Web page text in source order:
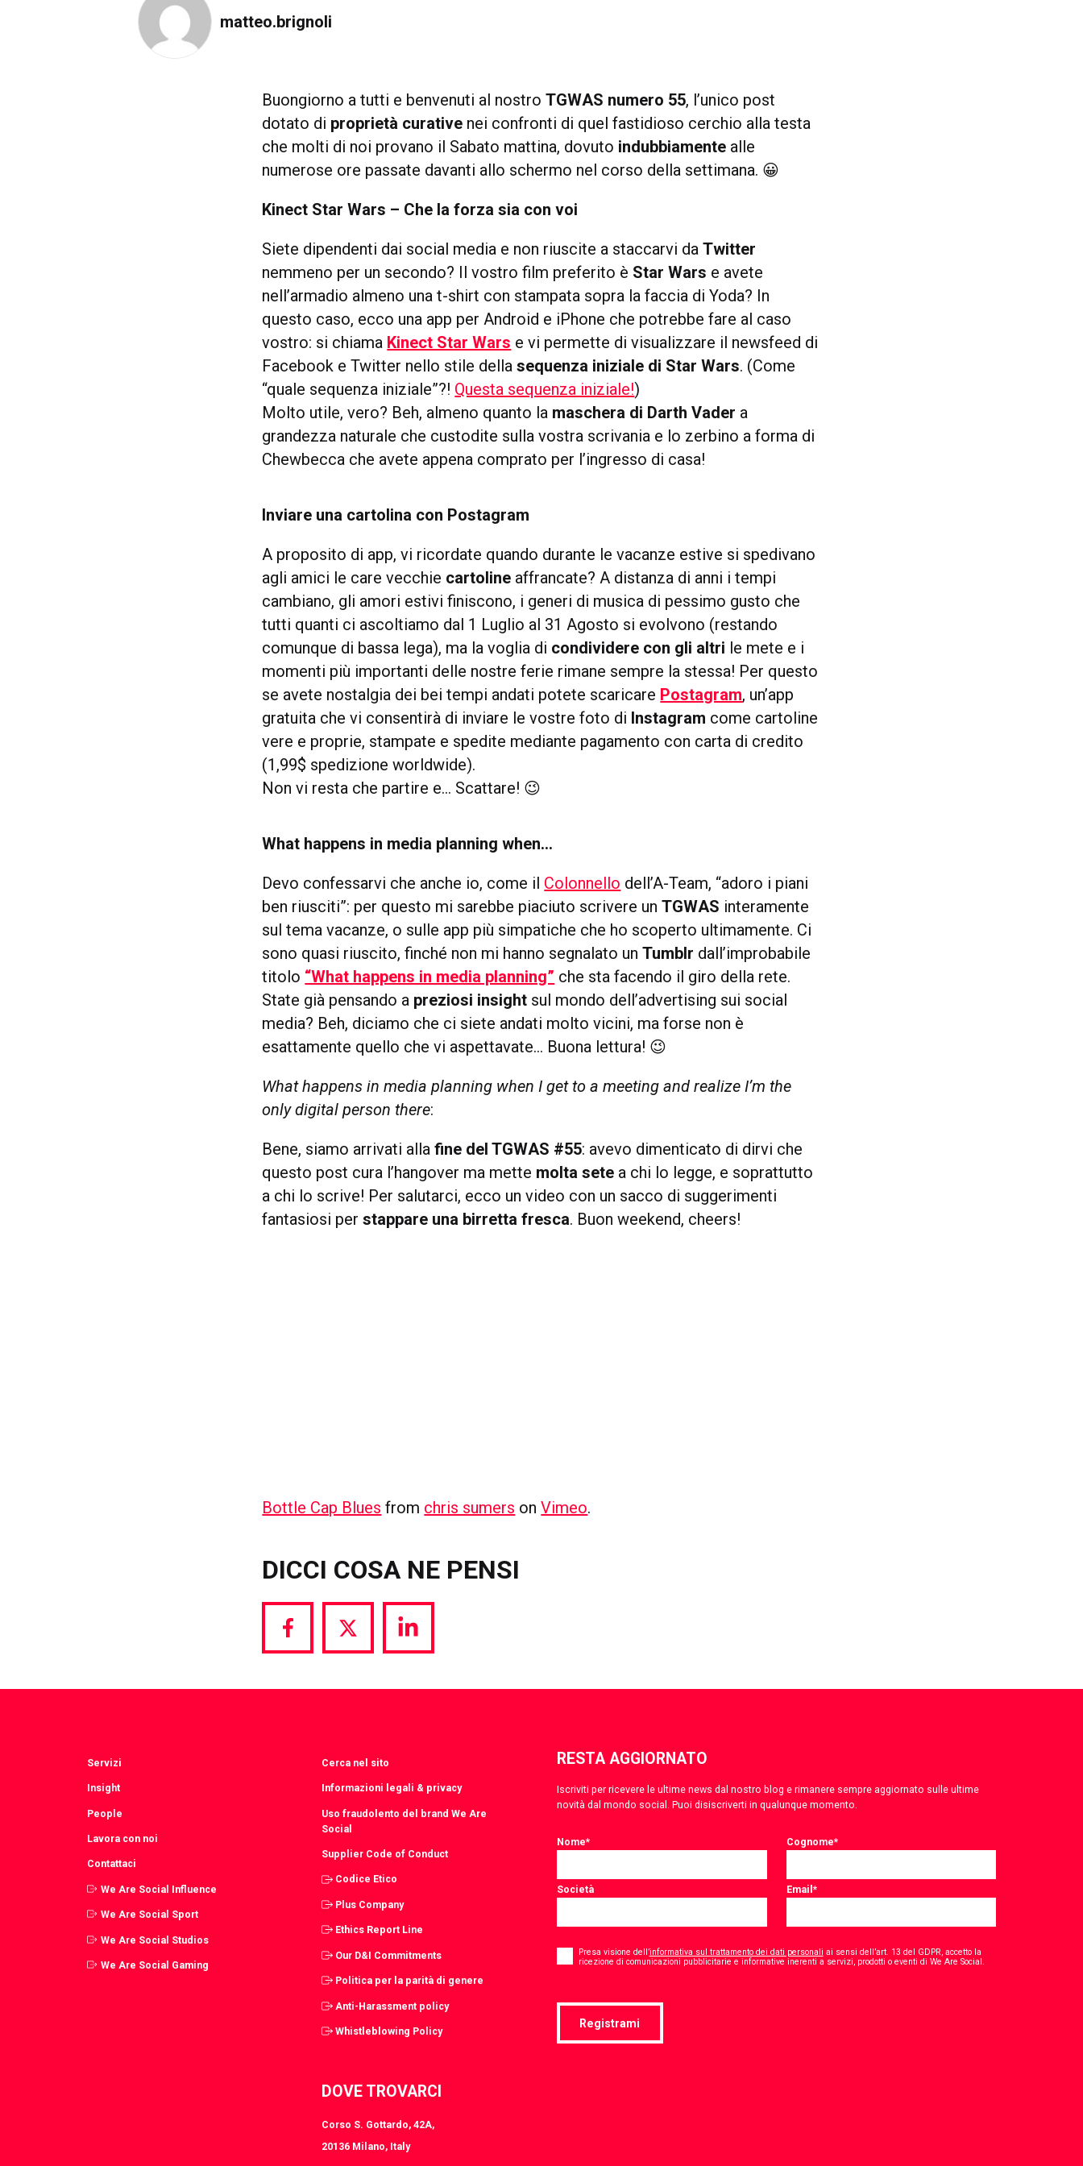
matteo.brignoli
Buongiorno a tutti e benvenuti al nostroTGWAS numero 55, l’unico post
dotato di proprietà curative nei confronti di quel fastidioso cerchio alla testa
che molti di noi provano il Sabato mattina, dovuto indubbiamente alle
numerose ore passate davanti allo schermo nel corso della settimana. 😀
Kinect Star Wars – Che la forza sia con voi
Siete dipendenti dai social media e non riuscite a staccarvi daTwitter
nemmeno per un secondo? Il vostro film preferito è Star Wars e avete
nell’armadio almeno una t-shirt con stampata sopra la faccia di Yoda? In
questo caso, ecco una app per Android e iPhone che potrebbe fare al caso
vostro: si chiama Kinect Star Wars e vi permette di visualizzare il newsfeed di
Facebook e Twitter nello stile dellasequenza iniziale di Star Wars. (Come
“quale sequenza iniziale”?! Questa sequenza iniziale!)
Molto utile, vero? Beh, almeno quanto la maschera di Darth Vader a
grandezza naturale che custodite sulla vostra scrivania e lo zerbino a forma di
Chewbecca che avete appena comprato per l’ingresso di casa!
Inviare una cartolina con Postagram
A proposito di app, vi ricordate quando durante le vacanze estive si spedivano
agli amici le care vecchie cartoline affrancate? A distanza di anni i tempi
cambiano, gli amori estivi finiscono, i generi di musica di pessimo gusto che
tutti quanti ci ascoltiamo dal 1 Luglio al 31 Agosto si evolvono (restando
comunque di bassa lega), ma la voglia di condividere con gli altri le mete e i
momenti più importanti delle nostre ferie rimane sempre la stessa! Per questo
se avete nostalgia dei bei tempi andati potete scaricare Postagram, un’app
gratuita che vi consentirà di inviare le vostre foto di Instagram come cartoline
vere e proprie, stampate e spedite mediante pagamento con carta di credito
(1,99$ spedizione worldwide).
Non vi resta che partire e… Scattare! 😉
What happens in media planning when…
Devo confessarvi che anche io, come il Colonnello dell’A-Team, “adoro i piani
ben riusciti”: per questo mi sarebbe piaciuto scrivere unTGWAS interamente
sul tema vacanze, o sulle app più simpatiche che ho scoperto ultimamente. Ci
sono quasi riuscito, finché non mi hanno segnalato unTumblr dall’improbabile
titolo “What happens in media planning” che sta facendo il giro della rete.
State già pensando a preziosi insight sul mondo dell’advertising sui social
media? Beh, diciamo che ci siete andati molto vicini, ma forse non è
esattamente quello che vi aspettavate… Buona lettura! 😉
What happens in media planning when I get to a meeting and realize I’m the
only digital person there:
Bene, siamo arrivati allafine del TGWAS #55: avevo dimenticato di dirvi che
questo post cura l’hangover ma mette molta sete a chi lo legge, e soprattutto
a chi lo scrive! Per salutarci, ecco un video con un sacco di suggerimenti
fantasiosi per stappare una birretta fresca. Buon weekend, cheers!
Bottle Cap Blues from chris sumers onVimeo.
DICCI COSA NE PENSI
Share
Facebook
Share
Twitter
Share
LinkedIn
Servizi
Insight
People
Lavora con noi
Contattaci
We Are Social Influence
We Are Social Sport
We Are Social Studios
We Are Social Gaming
Cerca nel sito
Informazioni legali & privacy
Uso fraudolento del brand We Are
Social
Supplier Code of Conduct
Codice Etico
Plus Company
Ethics Report Line
Our D&I Commitments
Politica per la parità di genere
Anti-Harassment policy
Whistleblowing Policy
DOVE TROVARCI
Corso S. Gottardo, 42A,
20136 Milano, Italy
RESTA AGGIORNATO
Iscriviti per ricevere le ultime news dal nostro blog e rimanere sempre aggiornato sulle ultime
novità dal mondo social. Puoi disiscriverti in qualunque momento.
Nome* Cognome*
Società Email*
* Presa visione dell’informativa sul trattamento dei dati personali ai sensi dell’art. 13 del GDPR, accetto la
ricezione di comunicazioni pubblicitarie e informative inerenti a servizi, prodotti o eventi di We Are Social.
Registrami